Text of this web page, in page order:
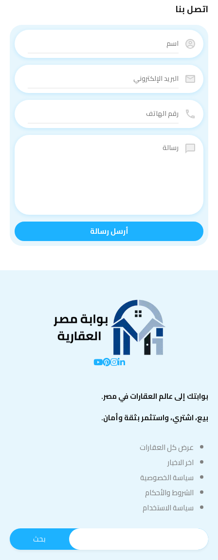
اتصل بنا
بوابتك إلى عالم العقارات في مصر.
بيع، اشتري، واستثمر بثقة وأمان.
عرض كل العقارات
اخر الاخبار
سياسة الخصوصية
الشروط والأحكام
سياسة الاستخدام